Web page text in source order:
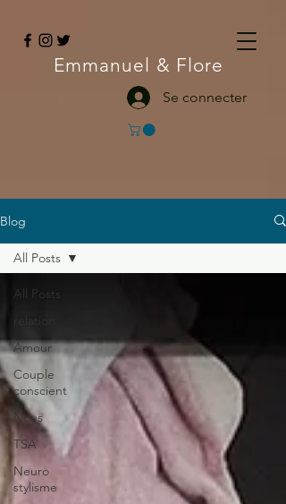
Emmanuel & Flore
Se connecter
Blog
All Posts
Amour
Couple
conscient
Nous
TSA
Neuro
stylisme
All Posts